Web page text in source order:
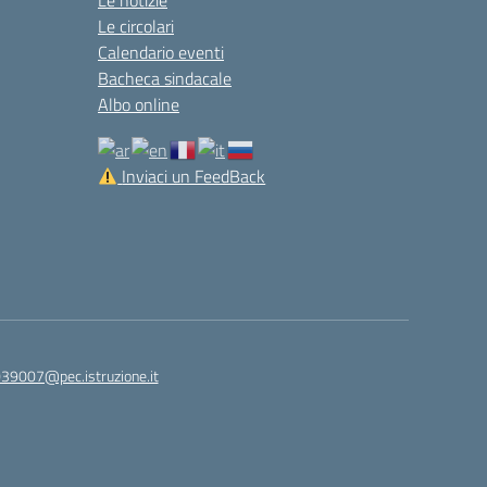
Le circolari
Calendario eventi
Bacheca sindacale
Albo online
Inviaci un FeedBack